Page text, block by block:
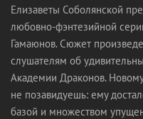
Елизаветы Соболянской
любовно-фэнтезийной
Гамаюнов. Сюжет
слушателям об
Академии Драконов.
не позавидуешь: ему
базой и множеством